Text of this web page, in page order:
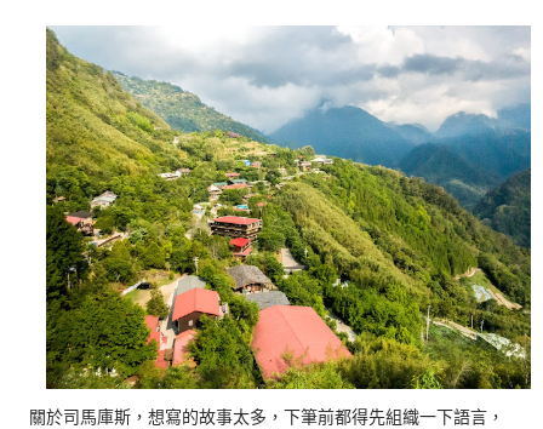
關於司馬庫斯，想寫的故事太多，下筆前都得先組織一下語言，